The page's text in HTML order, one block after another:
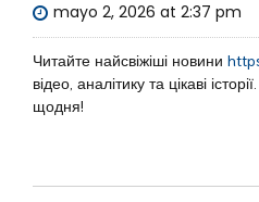
mayo 2, 2026 at 2:37 pm
Читайте найсвіжіші новини
відео, аналітику та цікаві
щодня!